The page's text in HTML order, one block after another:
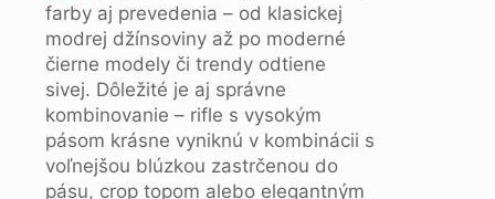
farby aj prevedenia – od klasickej
modrej džínsoviny až po moderné
čierne modely či trendy odtiene
sivej. Dôležité je aj správne
kombinovanie – rifle s vysokým
pásom krásne vyniknú v kombinácii s
voľnejšou blúzkou zastrčenou do
pásu, crop topom alebo elegantným